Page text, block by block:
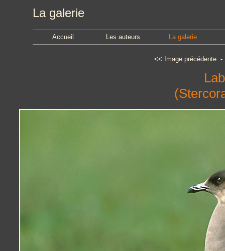
La galerie
Accueil Les auteurs La galerie
<< Image précédente